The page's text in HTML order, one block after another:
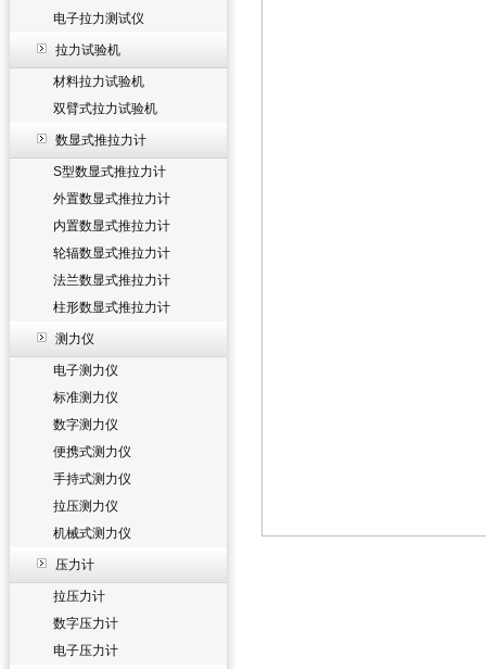
电子拉力测试仪
拉力试验机
材料拉力试验机
双臂式拉力试验机
数显式推拉力计
S型数显式推拉力计
外置数显式推拉力计
内置数显式推拉力计
轮辐数显式推拉力计
法兰数显式推拉力计
柱形数显式推拉力计
测力仪
电子测力仪
标准测力仪
数字测力仪
便携式测力仪
手持式测力仪
拉压测力仪
机械式测力仪
压力计
拉压力计
数字压力计
电子压力计